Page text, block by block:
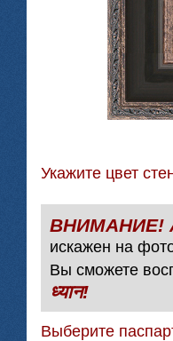
Укажите цвет
искажен на
Вы сможете
ध्यान!
Выберите